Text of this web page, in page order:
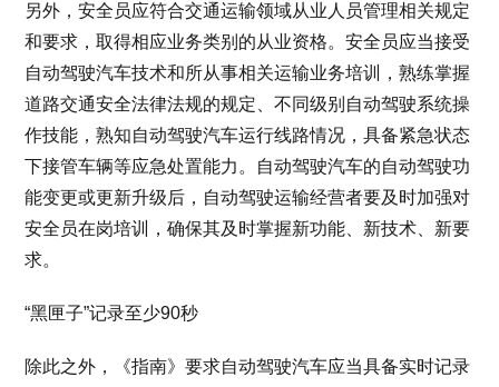
另外，安全员应符合交通运输领域从业人员管理相关规定
和要求，取得相应业务类别的从业资格。安全员应当接受
自动驾驶汽车技术和所从事相关运输业务培训，熟练掌握
道路交通安全法律法规的规定、不同级别自动驾驶系统操
作技能，熟知自动驾驶汽车运行线路情况，具备紧急状态
下接管车辆等应急处置能力。自动驾驶汽车的自动驾驶功
能变更或更新升级后，自动驾驶运输经营者要及时加强对
安全员在岗培训，确保其及时掌握新功能、新技术、新要
求。
“黑匣子”记录至少90秒
除此之外，《指南》要求自动驾驶汽车应当具备实时记录